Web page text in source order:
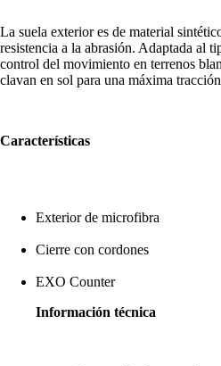
La suela exterior es de material
resistencia a la abrasión. Adaptada al
control del movimiento en terrenos
clavan en sol para una máxima
Características
Exterior de microfibra
Cierre con cordones
EXO Counter
Información técnica